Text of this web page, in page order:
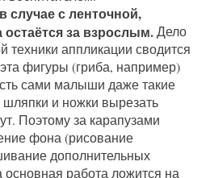
случае с ленточной,
остаётся за взрослым.Дело
техники аппликации сводится
фигуры (гриба, например)
сами малыши даже такие
и ножки вырезать
Поэтому за карапузами
фона (рисование
дополнительных
основная работа ложится на